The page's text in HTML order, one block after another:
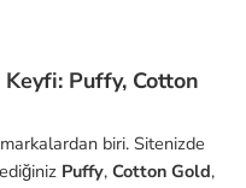
Puffy, Cotton
biri. Sitenizde
Puffy, Cotton Gold,